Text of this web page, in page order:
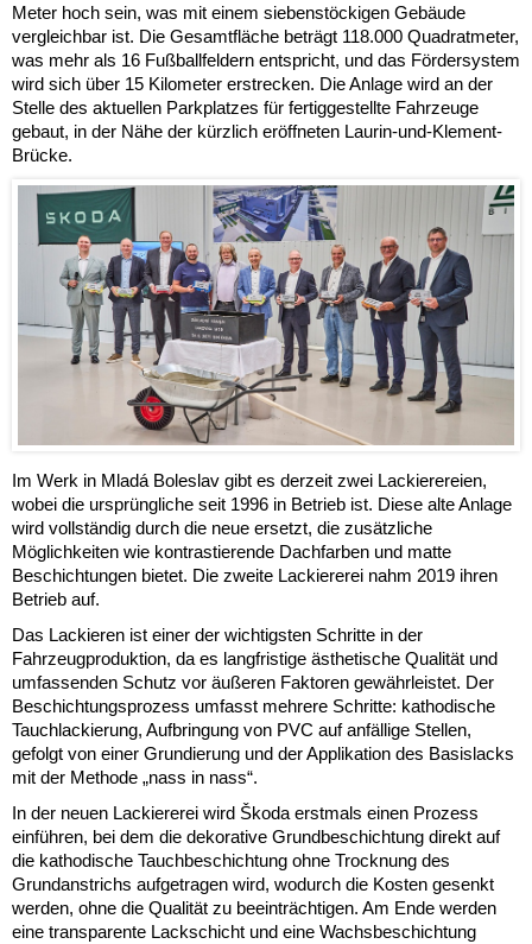
Meter hoch sein, was mit einem siebenstöckigen Gebäude
vergleichbar ist. Die Gesamtfläche beträgt 118.000 Quadratmeter,
was mehr als 16 Fußballfeldern entspricht, und das Fördersystem
wird sich über 15 Kilometer erstrecken. Die Anlage wird an der
Stelle des aktuellen Parkplatzes für fertiggestellte Fahrzeuge
gebaut, in der Nähe der kürzlich eröffneten Laurin-und-Klement-
Brücke.
Im Werk in Mladá Boleslav gibt es derzeit zwei Lackierereien,
wobei die ursprüngliche seit 1996 in Betrieb ist. Diese alte Anlage
wird vollständig durch die neue ersetzt, die zusätzliche
Möglichkeiten wie kontrastierende Dachfarben und matte
Beschichtungen bietet. Die zweite Lackiererei nahm 2019 ihren
Betrieb auf.
Das Lackieren ist einer der wichtigsten Schritte in der
Fahrzeugproduktion, da es langfristige ästhetische Qualität und
umfassenden Schutz vor äußeren Faktoren gewährleistet. Der
Beschichtungsprozess umfasst mehrere Schritte: kathodische
Tauchlackierung, Aufbringung von PVC auf anfällige Stellen,
gefolgt von einer Grundierung und der Applikation des Basislacks
mit der Methode „nass in nass“.
In der neuen Lackiererei wird Škoda erstmals einen Prozess
einführen, bei dem die dekorative Grundbeschichtung direkt auf
die kathodische Tauchbeschichtung ohne Trocknung des
Grundanstrichs aufgetragen wird, wodurch die Kosten gesenkt
werden, ohne die Qualität zu beeinträchtigen. Am Ende werden
eine transparente Lackschicht und eine Wachsbeschichtung